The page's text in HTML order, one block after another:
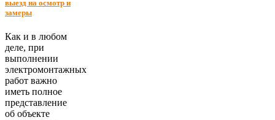
выезд на осмотр и
замеры
Как и в любом
деле, при
выполнении
электромонтажных
работ важно
иметь полное
представление
об объекте